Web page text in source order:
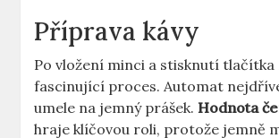
Příprava kávy
Po vložení‌ minci ⁤a stisknutí⁤ tlačítka​
fascinující proces. Automat⁤
umele na jemný ⁢prášek.Hodnota
hraje klíčovou ​roli, protože jemně